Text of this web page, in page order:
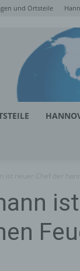
und Ortsteile